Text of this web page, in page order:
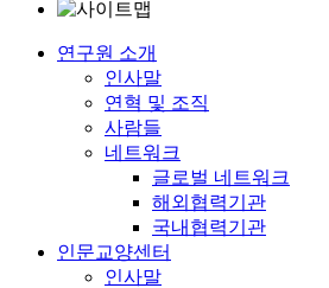
연구원 소개
인사말
연혁 및 조직
사람들
네트워크
글로벌 네트워크
해외협력기관
국내협력기관
인문교양센터
인사말